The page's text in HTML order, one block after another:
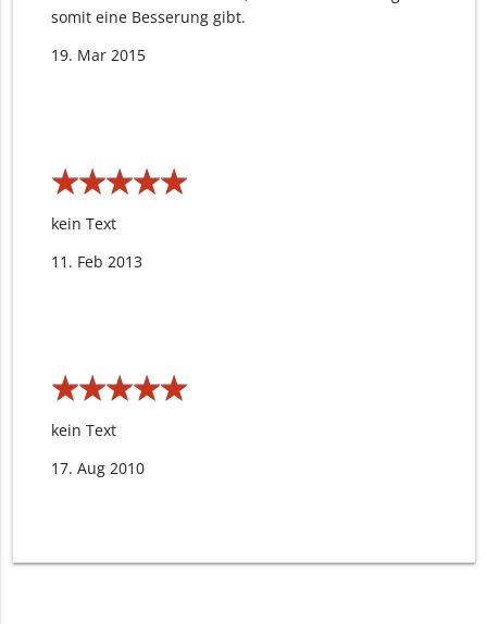
somit eine Besserung gibt.
19. Mar 2015
★★★★★
★★★★★
kein Text
11. Feb 2013
★★★★★
★★★★★
kein Text
17. Aug 2010